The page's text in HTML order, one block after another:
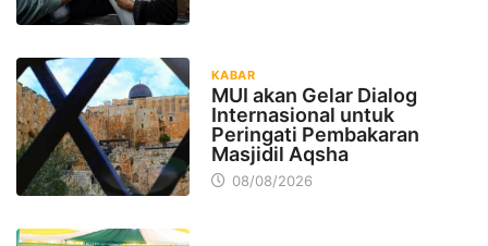
KABAR
MUI akan Gelar Dialog
Internasional untuk
Peringati Pembakaran
Masjidil Aqsha
08/08/2026